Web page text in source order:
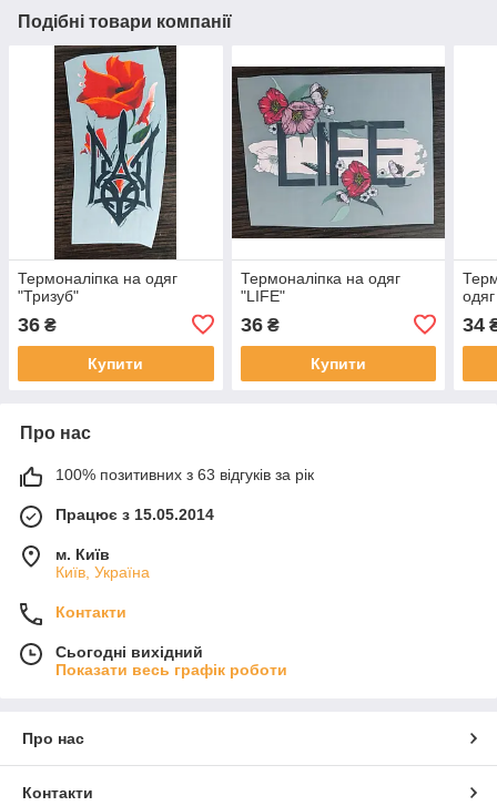
Подібні товари компанії
Термоналіпка на одяг
"Тризуб"
36 ₴
Купити
Термоналіпка на одяг
"LIFE"
36₴
Купити
34
Про нас
100% позитивних з 63 відгуків за рік
Працює з 15.05.2014
м. Київ
Київ, Україна
Контакти
Сьогодні вихідний
Показати весь графік роботи
Про нас
Контакти